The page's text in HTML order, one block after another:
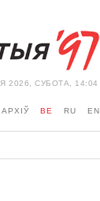
2026, СУБОТА, 14:04
АРХІЎ BE RU EN